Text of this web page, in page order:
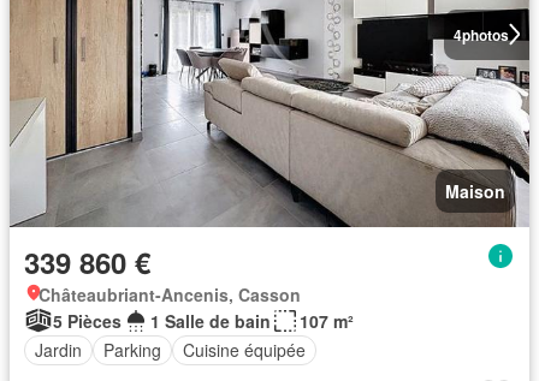
4photos
Maison
339 860 €
Châteaubriant-Ancenis, Casson
5 Pièces
1 Salle de bain
107 m²
Jardin
Parking Cuisine équipée